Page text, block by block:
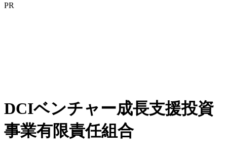
PR
DCIベンチャー成長支援投資
事業有限責任組合